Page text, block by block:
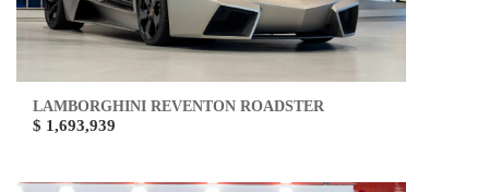
LAMBORGHINI REVENTON ROADSTER
$ 1,693,939